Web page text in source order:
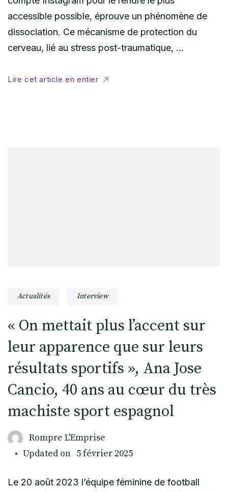
accessible possible, éprouve un phénomène de
dissociation. Ce mécanisme de protection du
cerveau, lié au stress post-traumatique, …
Lire cet article en entier
Actualités Interview
« On mettait plus l’accent sur
leur apparence que sur leurs
résultats sportifs », Ana Jose
Cancio, 40 ans au cœur du très
machiste sport espagnol
Rompre L'Emprise
Updated on 5 février 2025
Le 20 août 2023 l’équipe féminine de football